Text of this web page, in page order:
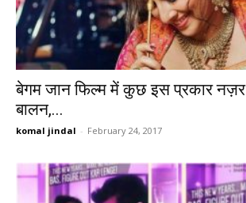
बेगम जान फिल्म में कुछ इस प्रकार नज़र
बालन,...
komal jindal - February 24, 2017